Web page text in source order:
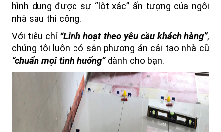
hình dung được sự “lột xác” ấn tượng của ngôi
nhà sau thi công.
Với tiêu chí “Linh hoạt theo yêu cầu khách hàng”,
chúng tôi luôn có sẵn phương án cải tạo nhà cũ
“chuẩn mọi tình huống” dành cho bạn.